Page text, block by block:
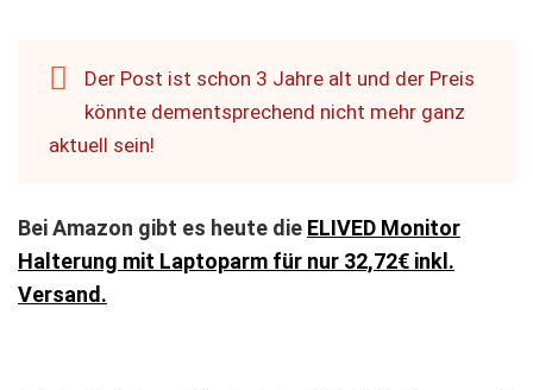
Der Post ist schon 3 Jahre alt und der Preis
könnte dementsprechend nicht mehr ganz
aktuell sein!
Bei Amazon gibt es heute die ELIVED Monitor
Halterung mit Laptoparm für nur 32,72€ inkl.
Versand.